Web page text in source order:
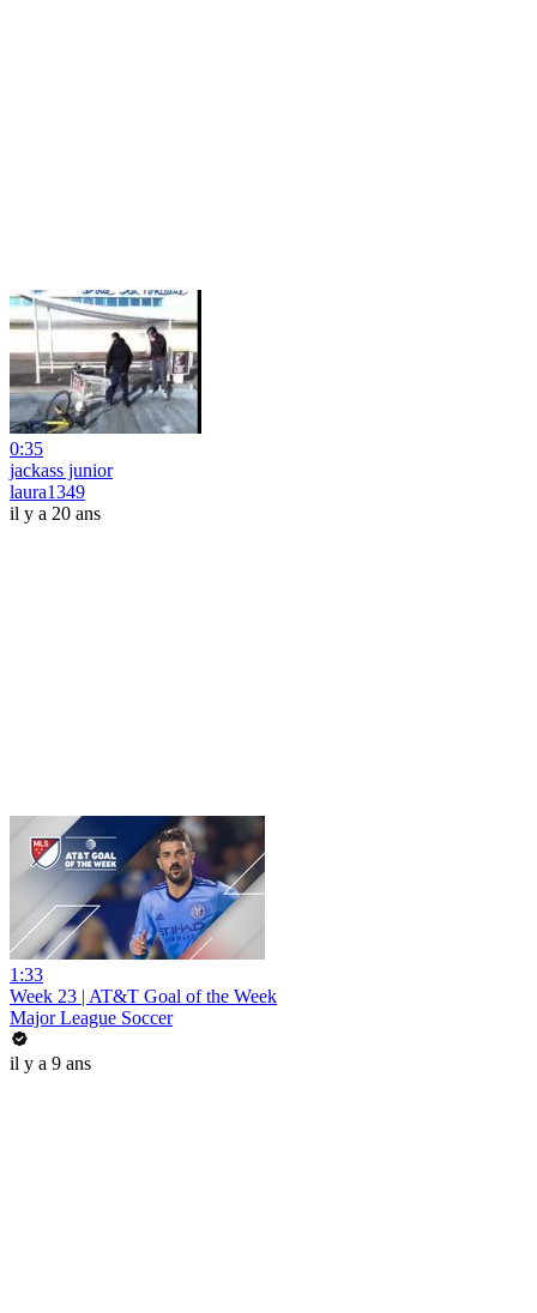
0:35
jackass junior
laura1349
il y a 20 ans
1:33
Week 23 | AT&T Goal of the Week
Major League Soccer
il y a 9 ans